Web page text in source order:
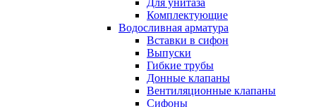
Для унитаза
Комплектующие
Водосливная арматура
Вставки в сифон
Выпуски
Гибкие трубы
Донные клапаны
Вентиляционные клапаны
Сифоны